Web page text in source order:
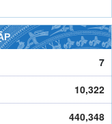
7
10,322
440,348